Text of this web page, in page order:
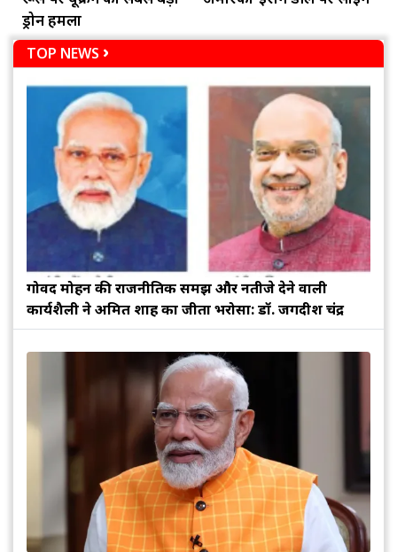
ड्रोन हमला
TOP NEWS
गोविंद मोहन की राजनीतिक समझ और नतीजे देने वाली
कार्यशैली ने अमित शाह का जीता भरोसा: डॉ. जगदीश चंद्र